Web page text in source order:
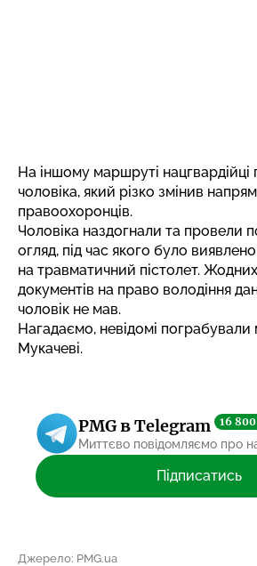
На іншому маршруті нацгвардійці
чоловіка, який різко змінив
правоохоронців.
Чоловіка наздогнали та провели
огляд, під час якого було
на травматичний пістолет.
документів на право володіння
чоловік не мав.
Нагадаємо, невідомі пограбували
Мукачеві.
PMG в Telegram 16
Миттєво повідомляємо про
Підписатись
Джерело: PMG.ua